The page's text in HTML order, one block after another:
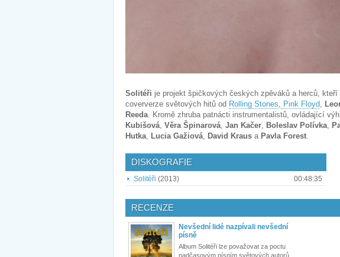
Solitéři je projekt špičkových českých zpěváků a herců,
coververze světových hitů od Rolling Stones Pink Floyd
Reeda . Kromě zhruba patnácti instrumentalistů, ovládající
Kubišová Věra Špinarová Jan Kačer Boleslav Polívka
Hutka Lucia Gažiová David Kraus a Pavla Forest
DISKOGRAFIE
Solitéři (2013) 00:48:35
RECENZE
Nevšední lidé nazpívali nevšední
písně
Album Solitéři lze považovat za poctu
nadčasovým písním světových autorů,